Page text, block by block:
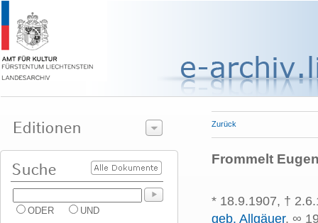
ODER UND
Zurück
Frommelt
* 18.9.1907, †
geb. Allgäuer. ∞